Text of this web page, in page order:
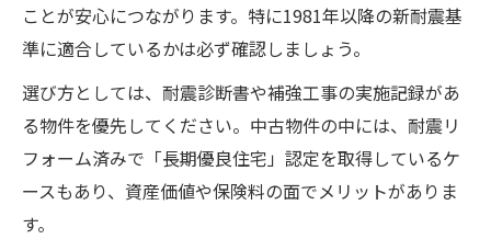
ことが安心につながります。特に1981年以降の新耐震基
準に適合しているかは必ず確認しましょう。
選び方としては、耐震診断書や補強工事の実施記録があ
る物件を優先してください。中古物件の中には、耐震リ
フォーム済みで「長期優良住宅」認定を取得しているケ
ースもあり、資産価値や保険料の面でメリットがありま
す。